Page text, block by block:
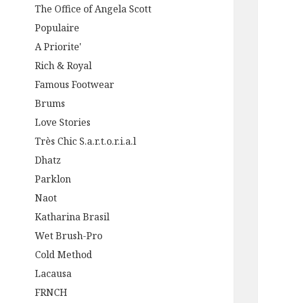
The Office of Angela Scott
Populaire
A Priorite'
Rich & Royal
Famous Footwear
Brums
Love Stories
Très Chic S.a.r.t.o.r.i.a.l
Dhatz
Parklon
Naot
Katharina Brasil
Wet Brush-Pro
Cold Method
Lacausa
FRNCH